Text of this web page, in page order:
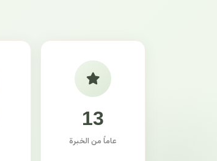
13
عاماً من الخبرة